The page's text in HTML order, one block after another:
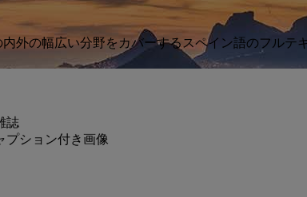
内外の幅広い分野をカバーするスペイン語のフル
誌
プション付き画像